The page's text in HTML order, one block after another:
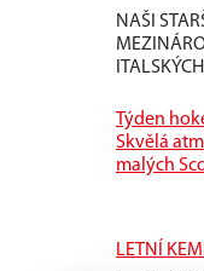
NAŠI
Týden
Skvělá
malých
LETNÍ